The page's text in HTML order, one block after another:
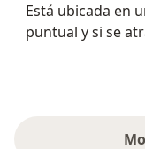
Está ubicada en
puntual y si se
manda avisar y
pago son